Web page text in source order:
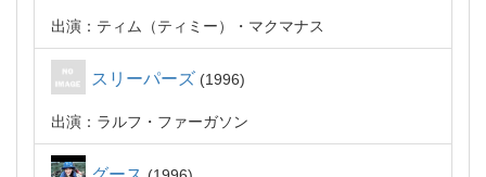
出演：ティム（ティミー）・マクマナス
スリーパーズ 1996
出演：ラルフ・ファーガソン